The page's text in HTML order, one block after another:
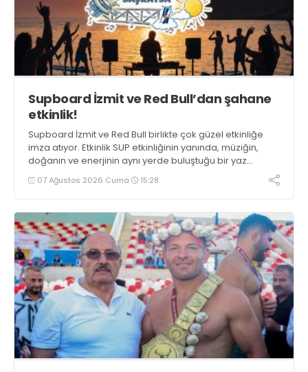
Supboard İzmit ve Red Bull’dan şahane
etkinlik!
Supboard İzmit ve Red Bull birlikte çok güzel etkinliğe
imza atıyor. Etkinlik SUP etkinliğinin yanında, müziğin,
doğanın ve enerjinin aynı yerde buluştuğu bir yaz
deneyimini de buluşturuyor.
07 Ağustos 2026 Cuma 15:28